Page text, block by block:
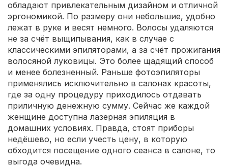
обладают привлекательным дизайном и отличной
эргономикой. По размеру они небольшие, удобно
лежат в руке и весят немного. Волосы удаляются
не за счёт выщипывания, как в случае с
классическими эпиляторами, а за счёт прожигания
волосяной луковицы. Это более щадящий способ
и менее болезненный. Раньше фотоэпиляторы
применялись исключительно в салонах красоты,
где за одну процедуру приходилось отдавать
приличную денежную сумму. Сейчас же каждой
женщине доступна лазерная эпиляция в
домашних условиях. Правда, стоят приборы
недёшево, но если учесть цену, в которую
обходится посещение одного сеанса в салоне, то
выгода очевидна.